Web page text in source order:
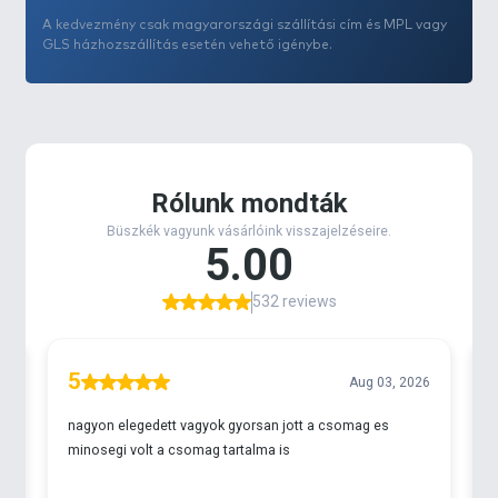
kevésbé sérülékeny,
nedves állapotban is megtartja erejét.
Ez a zsinór azokhoz a helyzetekhez készült, ahol:
a kopásállóság elsődleges szempont,
a szerelék hosszabb ideig van vízben,
kemény, akadós aljzaton történik a horgászat,
a zsinórnak nagy terhelést kell szó nélkül
A zsinór alacsony memóriahatása segíti:
az egyenletes zsinórképet nagy dobátmérőjű
orsókon,
A kedvezmény csak magyarországi szállítási cím és MPL vagy
GLS házhozszállítás esetén vehető igénybe.